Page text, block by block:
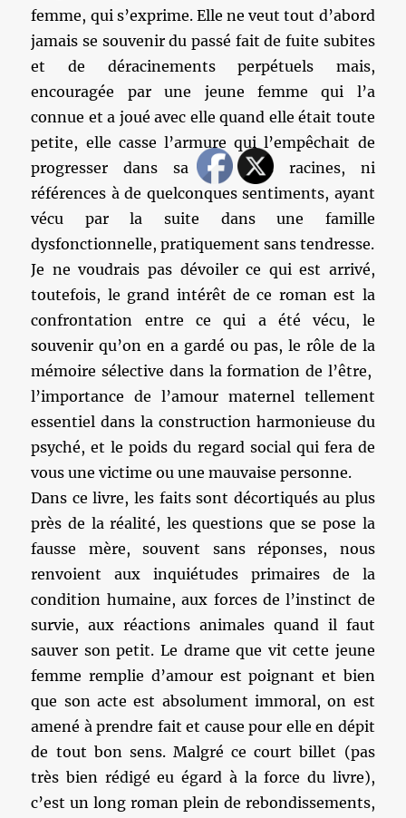
femme, qui s’exprime. Elle ne veut tout d’abord
jamais se souvenir du passé fait de fuite subites
et de déracinements perpétuels mais,
encouragée par une jeune femme qui l’a
connue et a joué avec elle quand elle était toute
petite, elle casse l’armure qui l’empêchait de
progresser dans sa vie sans racines, ni
références à de quelconques sentiments, ayant
vécu par la suite dans une famille
dysfonctionnelle, pratiquement sans tendresse.
Je ne voudrais pas dévoiler ce qui est arrivé,
toutefois, le grand intérêt de ce roman est la
confrontation entre ce qui a été vécu, le
souvenir qu’on en a gardé ou pas, le rôle de la
mémoire sélective dans la formation de l’être,
l’importance de l’amour maternel tellement
essentiel dans la construction harmonieuse du
psyché, et le poids du regard social qui fera de
vous une victime ou une mauvaise personne.
Dans ce livre, les faits sont décortiqués au plus
près de la réalité, les questions que se pose la
fausse mère, souvent sans réponses, nous
renvoient aux inquiétudes primaires de la
condition humaine, aux forces de l’instinct de
survie, aux réactions animales quand il faut
sauver son petit. Le drame que vit cette jeune
femme remplie d’amour est poignant et bien
que son acte est absolument immoral, on est
amené à prendre fait et cause pour elle en dépit
de tout bon sens. Malgré ce court billet (pas
très bien rédigé eu égard à la force du livre),
c’est un long roman plein de rebondissements,